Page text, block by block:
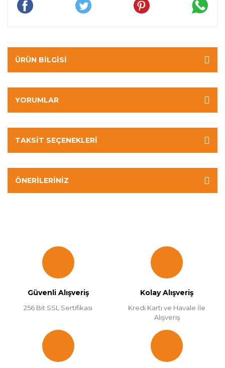
ÜRÜN BILGISI
YORUMLAR
TAKSIT SEÇENEKLERI
ÖNERILERINIZ
Güvenli Alışveriş
256 Bit SSL Sertifikası
Kolay Alışveriş
Kredi Kartı ve Havale İle
Alışveriş